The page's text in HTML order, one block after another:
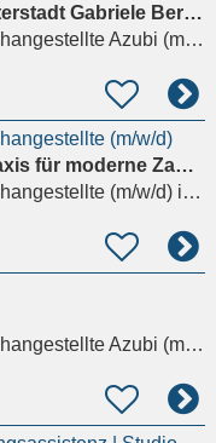
ZahnExperten in Weiterstadt Gabriele Bernhard & Kollegen
Zahnmedizinische Fachangestellte Azubi (m/w/d)
(m/w/d)
Maintaler Zahnarztpraxis für moderne Zahnmedizin Dr. med. dent. Agatha Watzlaw und Dr. med. dent. G
(m/w/d)in Maintal, Dörnigheim
Zahnmedizinische Fachangestellte Azubi (m/w/d)